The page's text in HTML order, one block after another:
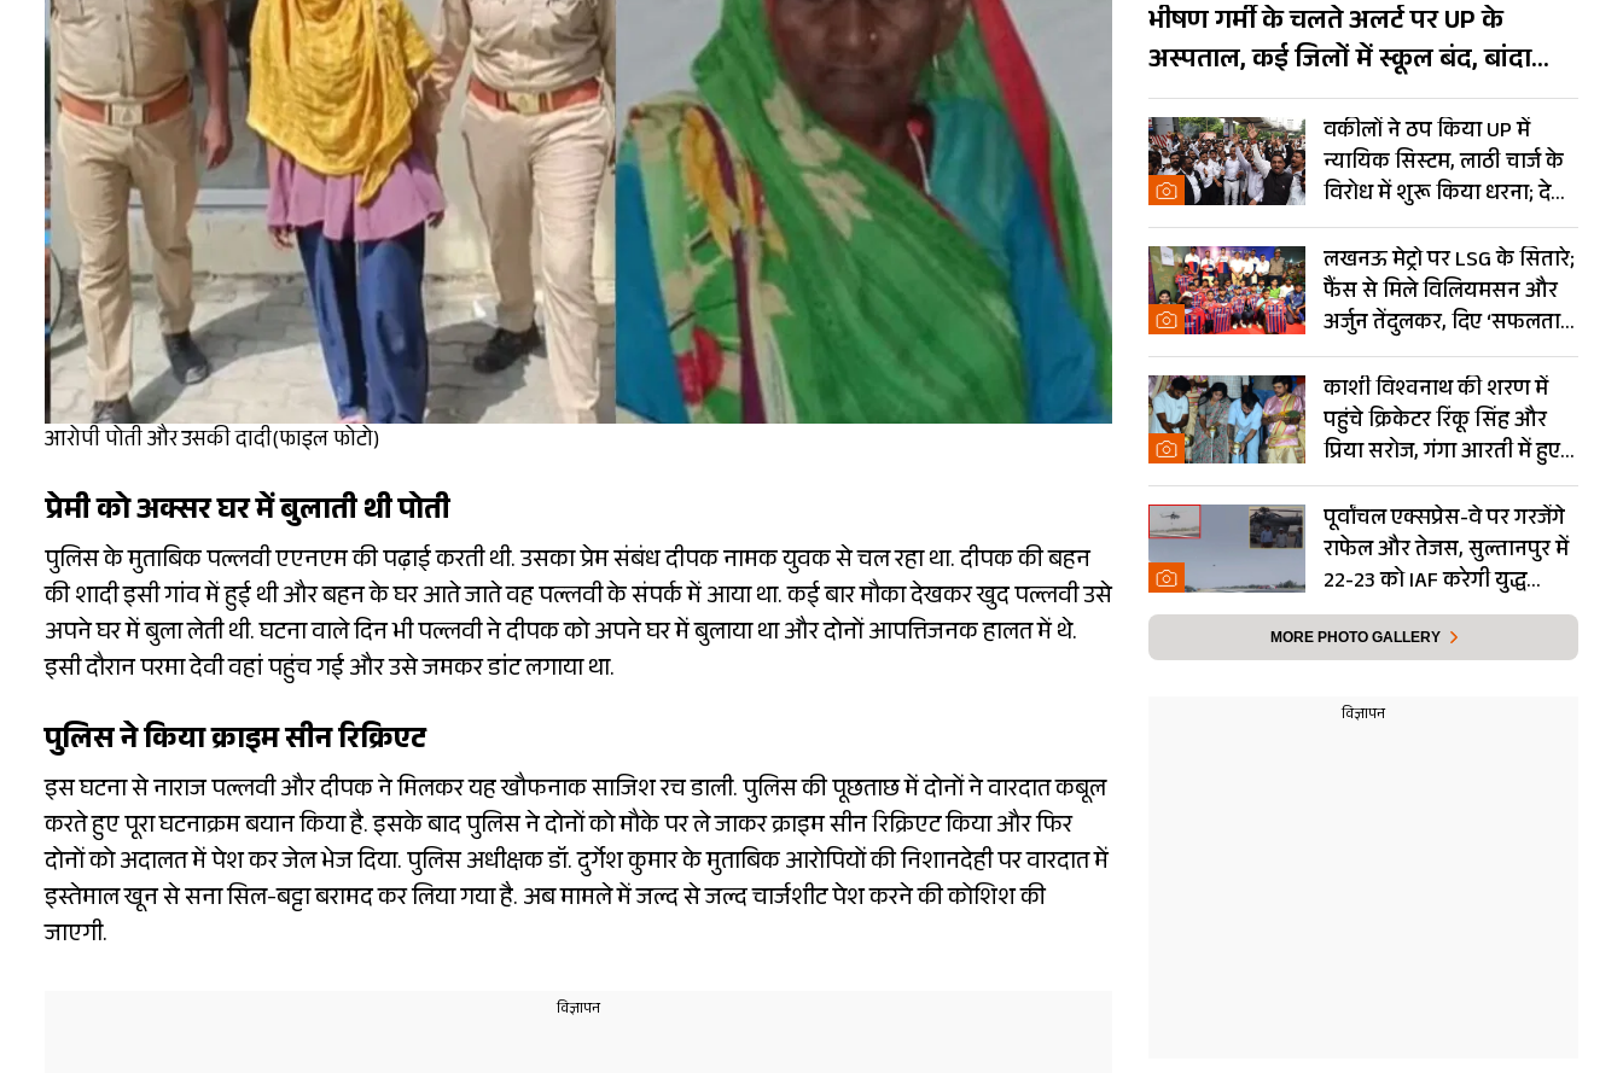
आरोपी पोती और उसकी दादी(फाइल फोटो)
प्रेमी को अक्सर घर में बुलाती थी पोती
पुलिस के मुताबिक पल्लवी एएनएम की पढ़ाई करती थी. उसका प्रेम संबंध दीपक नामक युवक से चल रहा था. दीपक की बहन
की शादी इसी गांव में हुई थी और बहन के घर आते जाते वह पल्लवी के संपर्क में आया था. कई बार मौका देखकर खुद पल्लवी उसे
अपने घर में बुला लेती थी. घटना वाले दिन भी पल्लवी ने दीपक को अपने घर में बुलाया था और दोनों आपत्तिजनक हालत में थे.
इसी दौरान परमा देवी वहां पहुंच गई और उसे जमकर डांट लगाया था.
पुलिस ने किया क्राइम सीन रिक्रिएट
इस घटना से नाराज पल्लवी और दीपक ने मिलकर यह खौफनाक साजिश रच डाली. पुलिस की पूछताछ में दोनों ने वारदात कबूल
करते हुए पूरा घटनाक्रम बयान किया है. इसके बाद पुलिस ने दोनों को मौके पर ले जाकर क्राइम सीन रिक्रिएट किया और फिर
दोनों को अदालत में पेश कर जेल भेज दिया. पुलिस अधीक्षक डॉ. दुर्गेश कुमार के मुताबिक आरोपियों की निशानदेही पर वारदात में
इस्तेमाल खून से सना सिल-बट्टा बरामद कर लिया गया है. अब मामले में जल्द से जल्द चार्जशीट पेश करने की कोशिश की
जाएगी.
भीषण गर्मी के चलते अलर्ट पर UP के
अस्पताल, कई जिलों में स्कूल बंद, बांदा
दुनिया का तीसरा सबसे गर्म शहर
वकीलों ने ठप किया UP में
न्यायिक सिस्टम, लाठी चार्ज के
विरोध में शुरू किया धरना; देखें
Photos
लखनऊ मेट्रो पर LSG के सितारे;
फैंस से मिले विलियमसन और
अर्जुन तेंदुलकर, दिए ‘सफलता
के मंत्र’- PHOTOS
काशी विश्वनाथ की शरण में
पहुंचे क्रिकेटर रिंकू सिंह और
प्रिया सरोज, गंगा आरती में हुए
शामिल- Photos
पूर्वांचल एक्सप्रेस-वे पर गरजेंगे
राफेल और तेजस, सुल्तानपुर में
22-23 को IAF करेगी युद्ध
अभ्यास
MORE PHOTO GALLERY